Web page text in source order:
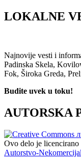
LOKALNE
Najnovije vesti i
Padinska Skela,
Fok, Široka Greda,
Budite uvek u toku!
AUTORSKA
Ovo delo je
Autorstvo-